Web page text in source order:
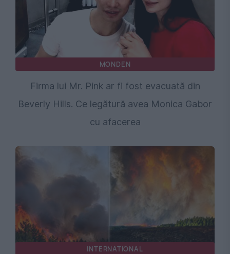
MONDEN
Firma lui Mr. Pink ar fi fost evacuată din
Beverly Hills. Ce legătură avea Monica Gabor
cu afacerea
INTERNATIONAL